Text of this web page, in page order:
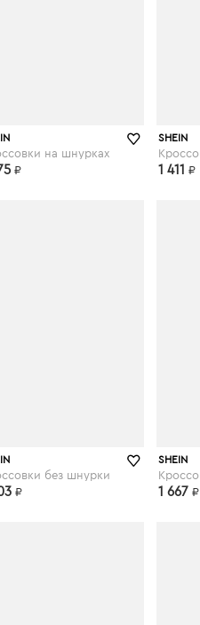
на шнурках
₽
SHEIN
1 411 ₽
без шнурки
₽
SHEIN
1 667 ₽